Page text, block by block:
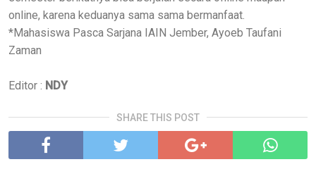
online, karena keduanya sama sama bermanfaat.
*Mahasiswa Pasca Sarjana IAIN Jember, Ayoeb Taufani
Zaman
Editor : NDY
SHARE THIS POST